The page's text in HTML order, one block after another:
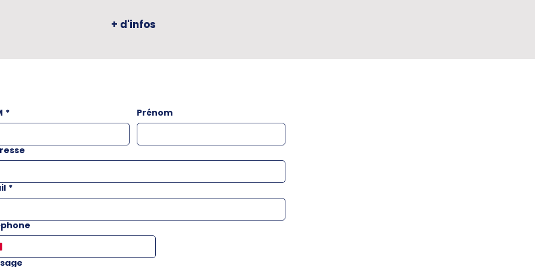
+ d'infos
* Prénom
*